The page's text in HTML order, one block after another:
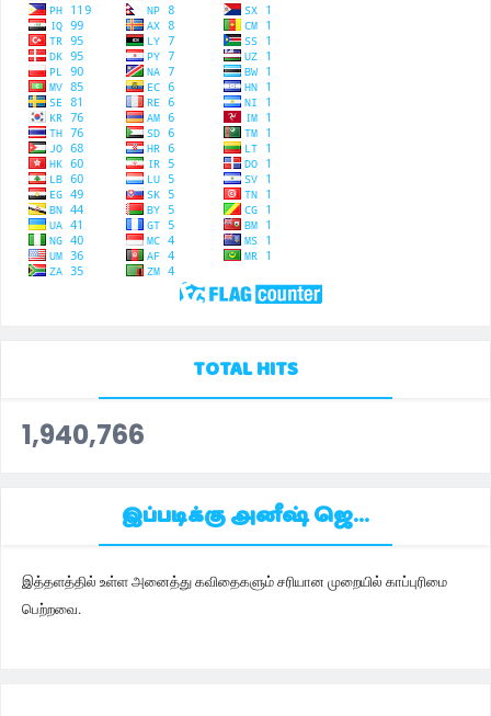
TOTAL HITS
1,940,766
இப்படிக்கு அனீஷ் ஜெ...
இத்தளத்தில் உள்ள அனைத்து கவிதைகளும் சரியான முறையில் காப்புரிமை
பெற்றவை.